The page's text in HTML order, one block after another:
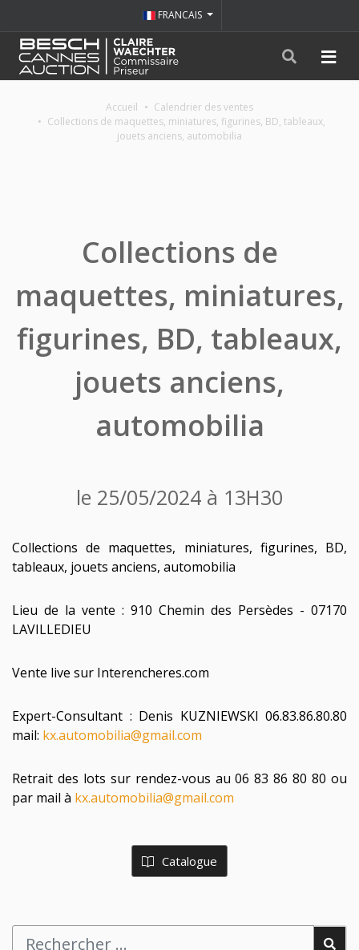
FRANCAIS
Accueil
Calendrier des ventes
Collections de maquettes, miniatures, figurines, BD, tableaux,
jouets anciens, automobilia
Collections de
maquettes, miniatures,
figurines, BD, tableaux,
jouets anciens,
automobilia
le 25/05/2024 à 13H30
Collections de maquettes, miniatures, figurines, BD,
tableaux, jouets anciens, automobilia
Lieu de la vente : 910 Chemin des Persèdes - 07170
LAVILLEDIEU
Vente live sur Interencheres.com
Expert-Consultant : Denis KUZNIEWSKI 06.83.86.80.80
mail: kx.automobilia@gmail.com
Retrait des lots sur rendez-vous au 06 83 86 80 80 ou
par mail à kx.automobilia@gmail.com
Catalogue